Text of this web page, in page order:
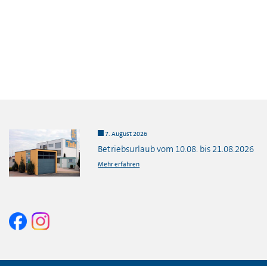
7. August 2026
Betriebsurlaub vom 10.08. bis 21.08.2026
Mehr erfahren